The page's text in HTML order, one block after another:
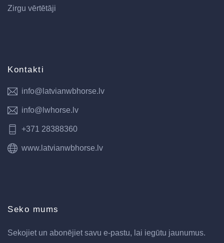
Zirgu vērtētāji
Kontakti
info@latvianwbhorse.lv
info@lwhorse.lv
+371 28388360
www.latvianwbhorse.lv
Seko mums
Sekojiet un abonējiet savu e-pastu, lai iegūtu jaunumus.